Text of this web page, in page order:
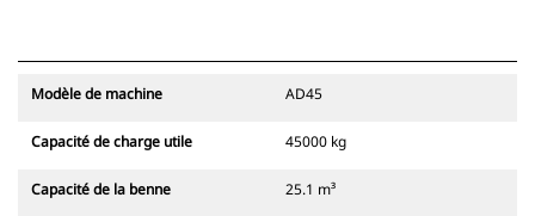
Modèle de machine AD45
Capacité de charge utile 45000 kg
Capacité de la benne 25.1 m³